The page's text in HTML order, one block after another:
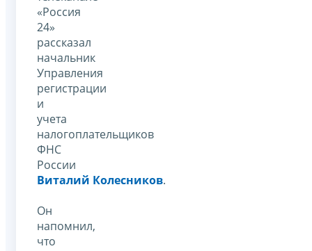
«Россия
24»
рассказал
начальник
Управления
регистрации
и
учета
налогоплательщиков
ФНС
России
Виталий Колесников.
Он
напомнил,
что